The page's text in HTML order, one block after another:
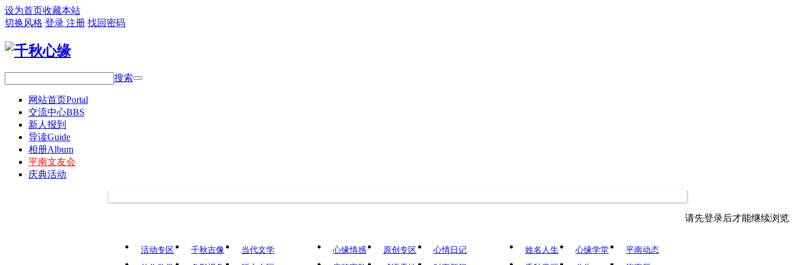
设为首页收藏本站
切换风格 登录 注册 找回密码
搜索
网站首页Portal
交流中心BBS
新人报到
导读Guide
相册Album
平南文友会
庆典活动
活动专区 千秋吉像
当代文学
心缘情感 原创专区
心情日记
姓名人生 心缘学堂
平南动态
请先登录后才能继续浏览